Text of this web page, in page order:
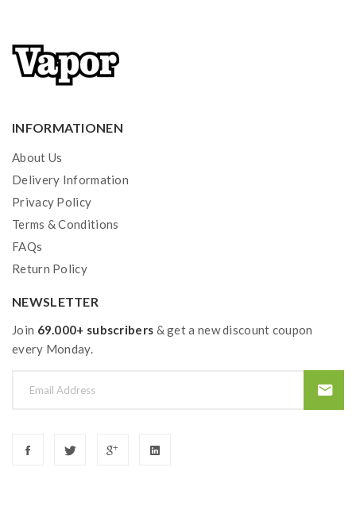
INFORMATIONEN
About Us
Delivery Information
Privacy Policy
Terms & Conditions
FAQs
Return Policy
NEWSLETTER
Join 69.000+ subscribers & get a new discount coupon
every Monday.